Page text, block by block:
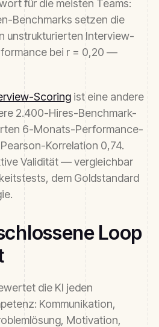
für die meisten Teams:
Benchmarks setzen die
unstrukturierten Interview-
bei r = 0,20 —
Scoring ist eine andere
2.400-Hires-Benchmark-
6-Monats-Performance-
Korrelation 0,74.
Validität — vergleichbar
dem Goldstandard
Loop
die KI jeden
Kommunikation,
Motivation,